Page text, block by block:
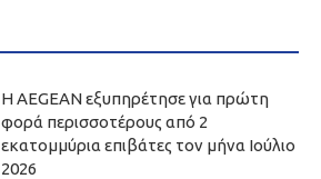
Η AEGEAN εξυπηρέτησε για πρώτη
φορά περισσοτέρους από 2
εκατομμύρια επιβάτες τον μήνα Ιούλιο
2026